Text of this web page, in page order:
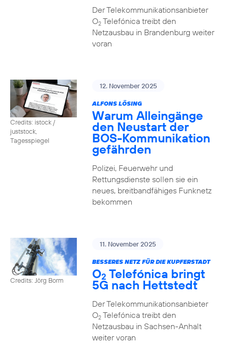
Der Telekommunikationsanbieter
O2Telefónica treibt den
Netzausbau in Brandenburg weiter
voran
Credits: istock /
juststock,
Tagesspiegel
12. November 2025
ALFONS LÖSING
Warum Alleingänge
den Neustart der
BOS-Kommunikation
gefährden
Polizei, Feuerwehr und
Rettungsdienste sollen sie ein
neues, breitbandfähiges Funknetz
bekommen
Credits: Jörg Borm
11. November 2025
BESSERES NETZ FÜR DIE KUPFERSTADT
O2 Telefónica bringt
5G nach Hettstedt
Der Telekommunikationsanbieter
O2Telefónica treibt den
Netzausbau in Sachsen-Anhalt
weiter voran